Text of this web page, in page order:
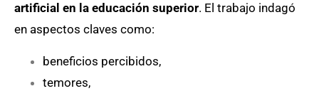
artificial en la educación superior. El trabajo indagó
en aspectos claves como:
beneficios percibidos,
temores,